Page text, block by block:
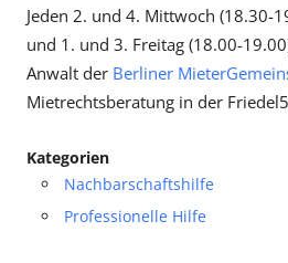
Jeden 2. und 4. Mittwoch (18.30-
und 1. und 3. Freitag (18.00-
Anwalt der Berliner
Mietrechtsberatung in der
Kategorien
Nachbarschaftshilfe
Professionelle Hilfe